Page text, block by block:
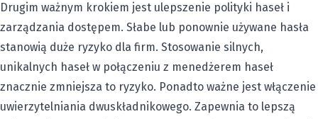
Drugim ważnym krokiem jest ulepszenie polityki haseł i
zarządzania dostępem. Słabe lub ponownie używane hasła
stanowią duże ryzyko dla firm. Stosowanie silnych,
unikalnych haseł w połączeniu z menedżerem haseł
znacznie zmniejsza to ryzyko. Ponadto ważne jest włączenie
uwierzytelniania dwuskładnikowego. Zapewnia to lepszą